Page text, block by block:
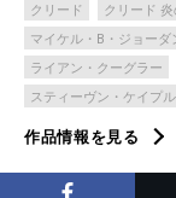
クリード クリード
マイケル・B・ジョーダ
ライアン・クーグラー
スティーヴン・ケイプ
作品情報を見る